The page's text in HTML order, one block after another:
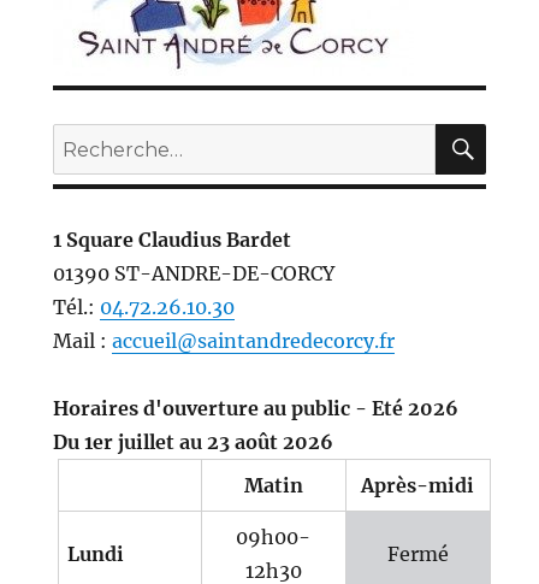
Recherche
pour :
1 Square Claudius Bardet
01390 ST-ANDRE-DE-CORCY
Tél.: 04.72.26.10.30
Mail : accueil@saintandredecorcy.fr
Horaires d'ouverture au public - Eté 2026
Du 1er juillet au 23 août 2026
Matin
Après-midi
Lundi
09h00-
12h30
Fermé